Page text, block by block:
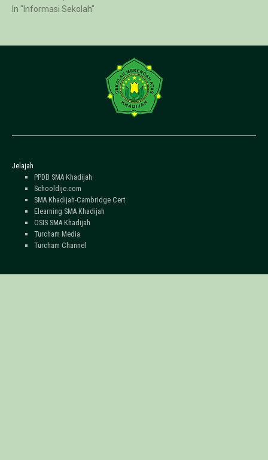
In "Informasi Sekolah"
Jelajah
PPDB SMA Khadijah
Schooldije.com
SMA Khadijah-Cambridge Cert
Elearning SMA Khadijah
OSIS SMA Khadijah
Turcham Media
Turcham Channel